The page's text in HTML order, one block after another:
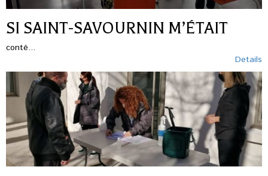
SI SAINT-SAVOURNIN M’ÉTAIT
conté...
Details